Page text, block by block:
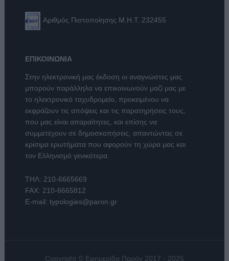
Αριθμός Πιστοποίησης Μ.Η.Τ. 232455
ΕΠΙΚΟΙΝΩΝΙΑ
Στην ηλεκτρονική μας έκδοση οι αναγνώστες μας
μπορούν παράλληλα να επικοινωνούν μαζί μας με
το ηλεκτρονικό ταχυδρομείο, προκειμένου να
εκφράζουν τις απόψεις και τις παρατηρήσεις τους,
που μας είναι απαραίτητες, και επίσης να
συμμετέχουν σε δημοσκοπήσεις, απαντώντας σε
κρίσιμα ερωτήματα που αφορούν τη χώρα μας και
τον Ελληνισμό γενικότερα.
ΤΗΛ: 210-6665669
FAX: 210-6665812
E-mail: typologies@paron.gr
Copyright © Εφημερίδα Παρόν 2017 - 2025